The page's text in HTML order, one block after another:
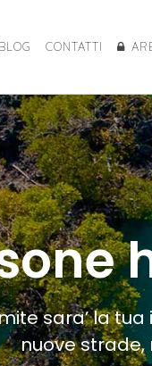
BLOG CONTATTI
sara’ la
nuove strade,